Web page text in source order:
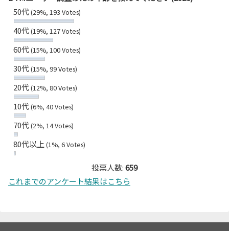
50代(29%, 193 Votes)
40代(19%, 127 Votes)
60代(15%, 100 Votes)
30代(15%, 99 Votes)
20代(12%, 80 Votes)
10代(6%, 40 Votes)
70代(2%, 14 Votes)
80代以上 (1%, 6 Votes)
投票人数:659
これまでのアンケート結果はこちら